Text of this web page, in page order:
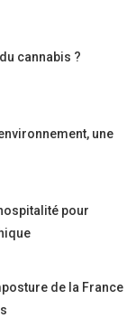
cannabis ?
une
pour
de la France